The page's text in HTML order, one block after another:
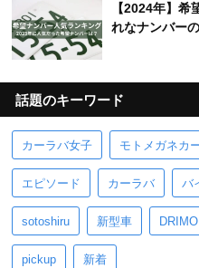
【2024年】
れなナンバー
話題のキーワード
カーラバ女子 モトメガネカ
エピソード カーラバ バ
sotoshiru 新型車 DRIMO
pickup 新着